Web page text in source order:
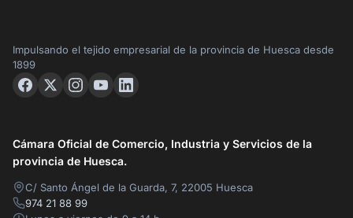
Impulsando el tejido empresarial de la provincia de Huesca desde
1899
Cámara Oficial de Comercio, Industria y Servicios de la
provincia de Huesca.
C/ Santo Ángel de la Guarda, 7, 22005 Huesca
974 21 88 99